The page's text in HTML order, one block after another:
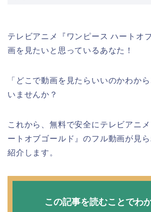
テレビアニメ『ワンピース ハートオ
画を見たいと思っているあなた！
「どこで動画を見たらいいのかわか
いませんか？
これから、無料で安全にテレビアニ
ートオブゴールド』のフル動画が見
紹介します。
この記事を読むことでわ